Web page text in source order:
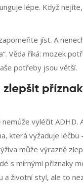
lépe. Když
jíst. A
Věda říká: mozek
potřeby jsou větší.
zlepšit
vyléčit ADHD.
která vyžaduje léčbu
může výrazně
s mírnými příznaky
a životní styl, ale to